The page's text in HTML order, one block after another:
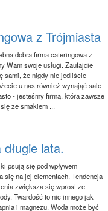
z Trójmiasta
dobra firma cateringowa z
Wam swoje usługi. Zaufajcie
sami, że nigdy nie jedliście
u nas również wynająć sale
- jesteśmy firmą, która zawsze
ze smakiem ...
lata.
psują się pod wpływem
się na jej elementach. Tendencja
zwiększa się wprost ze
Twardość to nic innego jak
i magnezu. Woda może być